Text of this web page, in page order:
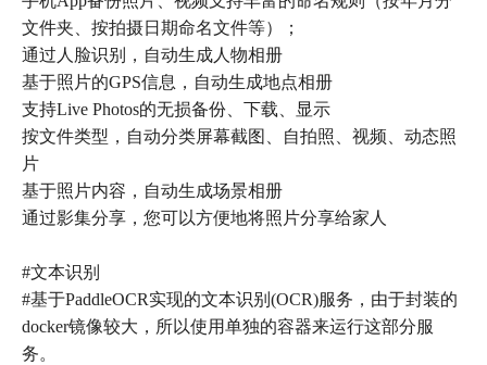
文件夹、按拍摄日期命名文件等）；
通过人脸识别，自动生成人物相册
基于照片的GPS信息，自动生成地点相册
支持Live Photos的无损备份、下载、显示
按文件类型，自动分类屏幕截图、自拍照、视频、动态照
片
基于照片内容，自动生成场景相册
通过影集分享，您可以方便地将照片分享给家人
#文本识别
#基于PaddleOCR实现的文本识别(OCR)服务，由于封装的
docker镜像较大，所以使用单独的容器来运行这部分服
务。